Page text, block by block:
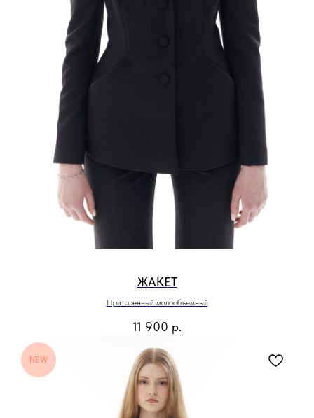
ЖАКЕТ
Приталенный малообъемный
11 900 р.
NEW